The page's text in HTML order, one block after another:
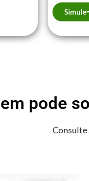
Simule
pode
Consulte